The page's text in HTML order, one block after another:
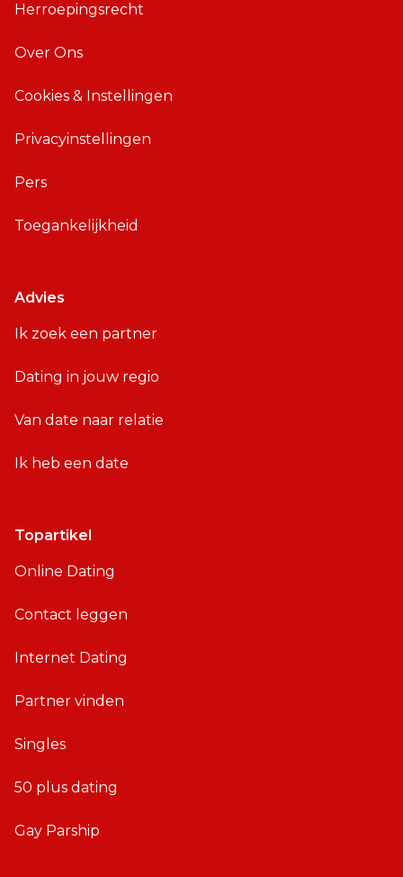
Herroepingsrecht
Over Ons
Cookies & Instellingen
Privacyinstellingen
Pers
Toegankelijkheid
Advies
Ik zoek een partner
Dating in jouw regio
Van date naar relatie
Ik heb een date
Topartikel
Online Dating
Contact leggen
Internet Dating
Partner vinden
Singles
50 plus dating
Gay Parship